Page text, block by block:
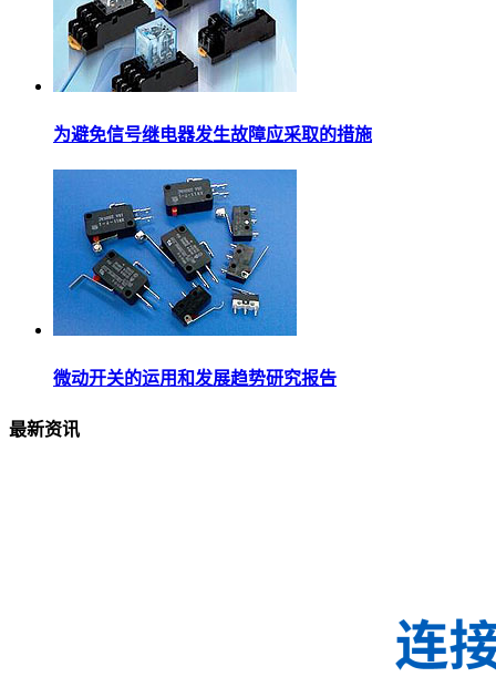
为避免信号继电器发生故障应采取的措施
微动开关的运用和发展趋势研究报告
最新资讯